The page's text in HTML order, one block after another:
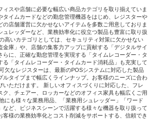
ィスや店舗に必要な幅広い商品カテゴリを取り揃えていま
タイムカードなどの勤怠管理機器をはじめ、レジスターや
の店舗運営に欠かせないアイテムを多数ご用意しておりま
ュレッダーなど、業務効率化に役立つ製品も豊富に取り扱
高いカテゴリとしては、セキュリティ対策に欠かせない
金庫」や、店舗の集客力アップに貢献する「デジタルサイ
らに、正確な勤怠管理を実現する「タイムレコーダー・タ
る「タイムレコーダー・タイムカード消耗品」も充実して
欠なレジスターは、最新のPOSシステムに対応した製品
ルタイプまで幅広くラインナップ。お客様のニーズに合わ
いただけます。 新しいオフィスづくりに対応した、フレ
ク、チェアー、ロッカーなどのオフィス家具も幅広くご用
にも様々な業務用品、「業務用シュレッダー」「ワード
など、ビジネスシーンで活躍する様々な機器を取り扱って
客様の業務効率化とコスト削減をサポートする、信頼でき